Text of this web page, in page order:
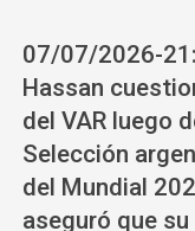
07/07/2026-
Hassan
del VAR luego
Selección
del Mundial
aseguró que